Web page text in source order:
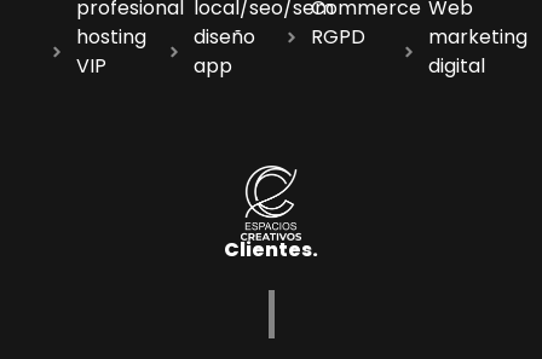
profesional
hosting
VIP
local/seo/sem
diseño
app
Commerce
RGPD
Web
marketing
digital
Clientes.